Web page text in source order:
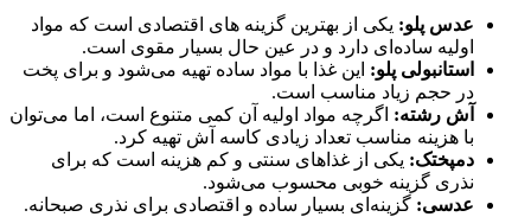
عدس پلو: یکی از بهترین گزینه‌ های اقتصادی است که مواد
اولیه ساده‌ای دارد و در عین حال بسیار مقوی است.
استانبولی پلو: این غذا با مواد ساده تهیه می‌شود و برای پخت
در حجم زیاد مناسب است.
آش رشته: اگرچه مواد اولیه آن کمی متنوع است، اما می‌توان
با هزینه مناسب تعداد زیادی کاسه آش تهیه کرد.
دمپختک: یکی از غذاهای سنتی و کم‌ هزینه است که برای
نذری گزینه خوبی محسوب می‌شود.
عدسی: گزینه‌ای بسیار ساده و اقتصادی برای نذری صبحانه.